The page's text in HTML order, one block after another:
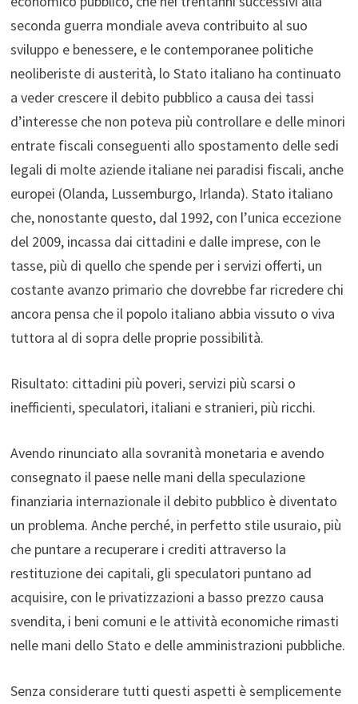
seconda guerra mondiale aveva contribuito al suo
sviluppo e benessere, e le contemporanee politiche
neoliberiste di austerità, lo Stato italiano ha continuato
a veder crescere il debito pubblico a causa dei tassi
d’interesse che non poteva più controllare e delle minori
entrate fiscali conseguenti allo spostamento delle sedi
legali di molte aziende italiane nei paradisi fiscali, anche
europei (Olanda, Lussemburgo, Irlanda). Stato italiano
che, nonostante questo, dal 1992, con l’unica eccezione
del 2009, incassa dai cittadini e dalle imprese, con le
tasse, più di quello che spende per i servizi offerti, un
costante avanzo primario che dovrebbe far ricredere chi
ancora pensa che il popolo italiano abbia vissuto o viva
tuttora al di sopra delle proprie possibilità.
Risultato: cittadini più poveri, servizi più scarsi o
inefficienti, speculatori, italiani e stranieri, più ricchi.
Avendo rinunciato alla sovranità monetaria e avendo
consegnato il paese nelle mani della speculazione
finanziaria internazionale il debito pubblico è diventato
un problema. Anche perché, in perfetto stile usuraio, più
che puntare a recuperare i crediti attraverso la
restituzione dei capitali, gli speculatori puntano ad
acquisire, con le privatizzazioni a basso prezzo causa
svendita, i beni comuni e le attività economiche rimasti
nelle mani dello Stato e delle amministrazioni pubbliche.
Senza considerare tutti questi aspetti è semplicemente